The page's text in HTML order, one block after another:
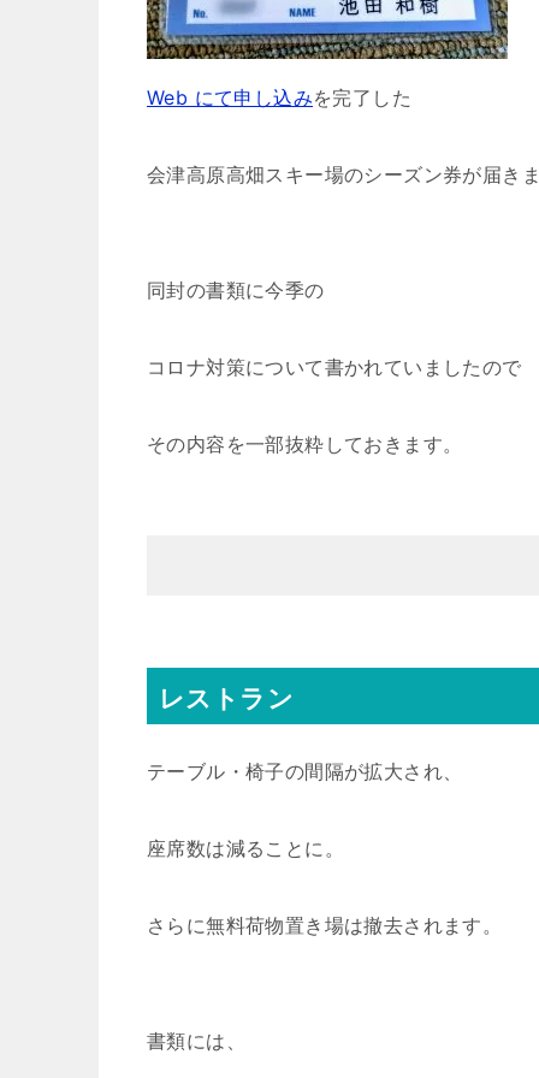
Web にて申し込みを完了した
会津高原高畑スキー場のシーズン券が届き
同封の書類に今季の
コロナ対策について書かれていましたので
その内容を一部抜粋しておきます。
レストラン
テーブル・椅子の間隔が拡大され、
座席数は減ることに。
さらに無料荷物置き場は撤去されます。
書類には、